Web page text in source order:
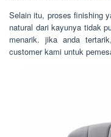
Selain itu, proses finishing
natural dari kayunya tidak
menarik. jika anda
customer kami untuk